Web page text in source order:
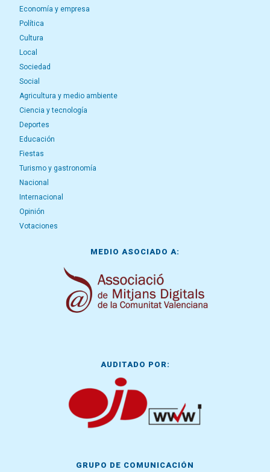
Economía y empresa
Política
Cultura
Local
Sociedad
Social
Agricultura y medio ambiente
Ciencia y tecnología
Deportes
Educación
Fiestas
Turismo y gastronomía
Nacional
Internacional
Opinión
Votaciones
MEDIO ASOCIADO A:
AUDITADO POR:
GRUPO DE COMUNICACIÓN